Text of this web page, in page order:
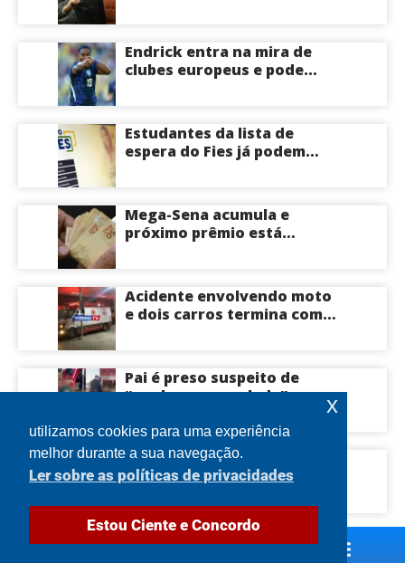
Endrick entra na mira de
clubes europeus e pode
Estudantes da lista de
espera do Fies já podem
Mega-Sena acumula e
próximo prêmio está
Acidente envolvendo moto
e dois carros termina com
Pai é preso suspeito de
“quebrar na paulada” a
durante um ano em
Itacoatiara: “batia para
corrigir e educar”; veja
vídeo
Engavetamento com cinco
veículos provoca
Manaus
utilizamos cookies para uma experiência
melhor durante a sua navegação.
Ler sobre as políticas de privacidades
Estou Ciente e Concordo
x